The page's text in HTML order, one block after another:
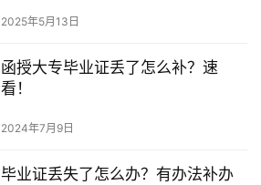
2025年5月13日
函授大专毕业证丢了怎么补？速
看！
2024年7月9日
毕业证丢失了怎么办？有办法补办